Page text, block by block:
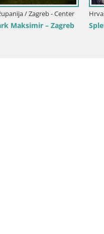
županija / Zagreb - Center
v živo Zagreb – Hotel